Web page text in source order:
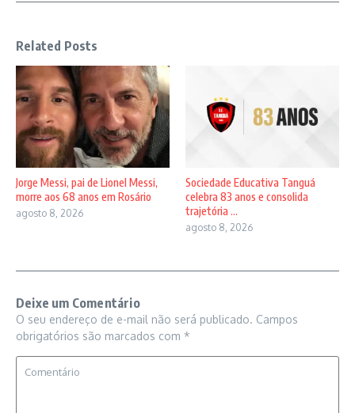
Related Posts
Jorge Messi, pai de Lionel Messi,
morre aos 68 anos em Rosário
agosto 8, 2026
Sociedade Educativa Tanguá
celebra 83 anos e consolida
trajetória ...
agosto 8, 2026
Deixe um Comentário
O seu endereço de e-mail não será publicado. Campos
obrigatórios são marcados com *